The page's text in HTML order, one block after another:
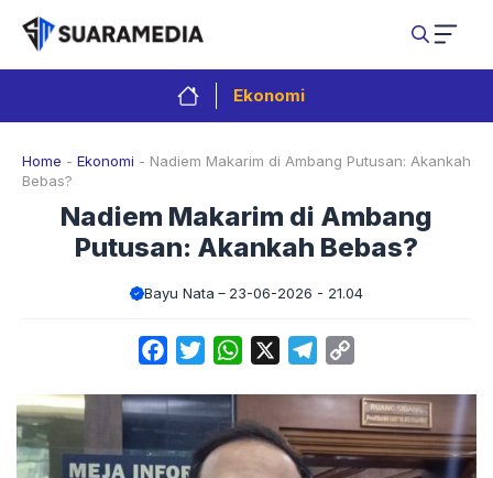
Langsung
isi
Ekonomi
Home - Ekonomi - Nadiem Makarim di Ambang Putusan: Akankah
Bebas?
Nadiem Makarim di Ambang
Putusan: Akankah Bebas?
Bayu Nata 23-06-2026 - 21.04
FacebookTwitterWhatsApp Telegram